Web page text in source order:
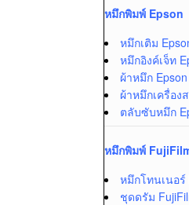
หมึกพิมพ์ Epson
หมึกเติม
หมึกอิงค์เจ็ท
ผ้าหมึก Epson
ผ้าหมึกเครื่อง
ตลับซับหมึก
หมึกพิมพ์
หมึกโทนเนอร์
ชุดดรัม